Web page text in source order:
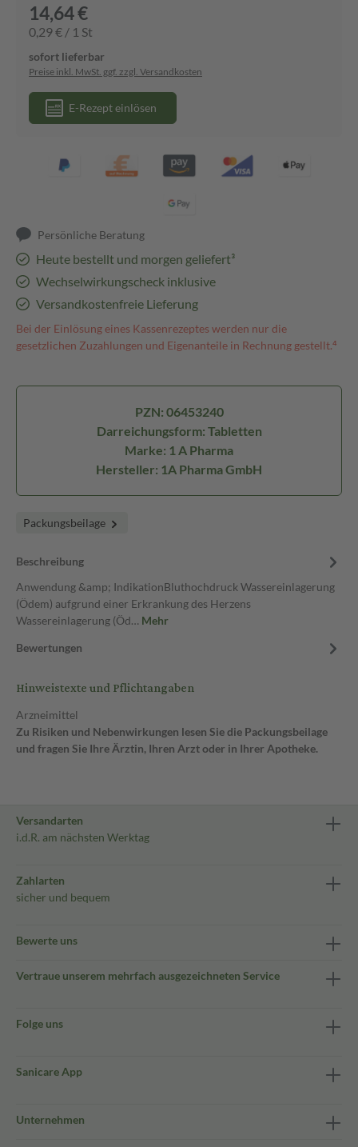
14,64 €
0,29 € / 1 St
sofort lieferbar
Preise inkl. MwSt. ggf. zzgl. Versandkosten
E-Rezept einlösen
Persönliche Beratung
Heute bestellt und morgen geliefert³
Wechselwirkungscheck inklusive
Versandkostenfreie Lieferung
Bei der Einlösung eines Kassenrezeptes werden nur die
gesetzlichen Zuzahlungen und Eigenanteile in Rechnung gestellt.⁴
PZN: 06453240
Darreichungsform: Tabletten
Marke: 1 A Pharma
Hersteller: 1A Pharma GmbH
Packungsbeilage
Beschreibung
Anwendung &amp; IndikationBluthochdruck Wassereinlagerung
(Ödem) aufgrund einer Erkrankung des Herzens
Wassereinlagerung (Öd… Mehr
Bewertungen
Hinweistexte und Pflichtangaben
Arzneimittel
Zu Risiken und Nebenwirkungen lesen Sie die Packungsbeilage
und fragen Sie Ihre Ärztin, Ihren Arzt oder in Ihrer Apotheke.
Versandarten
i.d.R. am nächsten Werktag
Zahlarten
sicher und bequem
Bewerte uns
Vertraue unserem mehrfach ausgezeichneten Service
Folge uns
Sanicare App
Unternehmen